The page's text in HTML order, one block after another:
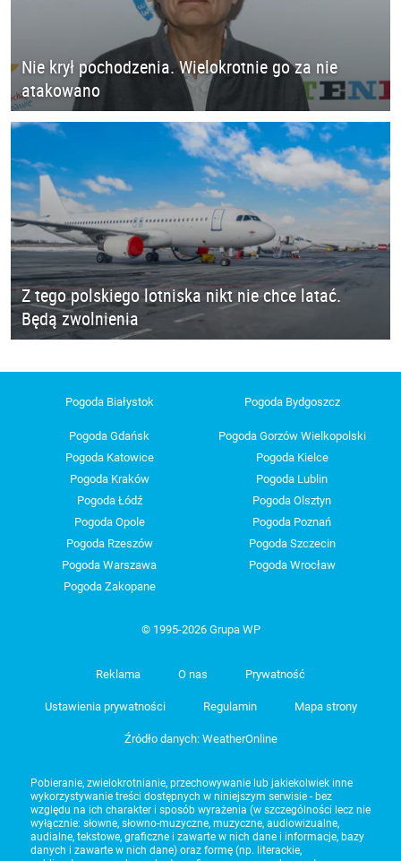
Nie krył pochodzenia. Wielokrotnie go za nie
atakowano
Z tego polskiego lotniska nikt nie chce latać.
Będą zwolnienia
Pogoda Białystok Pogoda Bydgoszcz
Pogoda Gdańsk
Pogoda Gorzów Wielkopolski
Pogoda Katowice
Pogoda Kielce
Pogoda Kraków
Pogoda Lublin
Pogoda Łódź
Pogoda Olsztyn
Pogoda Opole
Pogoda Poznań
Pogoda Rzeszów
Pogoda Szczecin
Pogoda Warszawa
Pogoda Wrocław
Pogoda Zakopane
© 1995-2026 Grupa WP
Reklama O nas Prywatność
Ustawienia prywatności Regulamin Mapa strony
Źródło danych: WeatherOnline
Pobieranie, zwielokrotnianie, przechowywanie lub jakiekolwiek inne
wykorzystywanie treści dostępnych w niniejszym serwisie - bez
względu na ich charakter i sposób wyrażenia (w szczególności lecz nie
wyłącznie: słowne, słowno-muzyczne, muzyczne, audiowizualne,
audialne, tekstowe, graficzne i zawarte w nich dane i informacje, bazy
danych i zawarte w nich dane) oraz formę (np. literackie,